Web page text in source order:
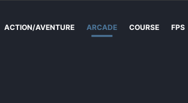
ACTION/AVENTURE ARCADE COURSE FPS